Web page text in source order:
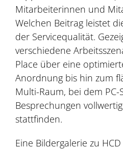
Mitarbeiterinnen und
Welchen Beitrag leistet
der Servicequalität.
verschiedene
Place über eine
Anordnung bis hin zum
Multi-Raum, bei dem
Besprechungen
stattfinden.
Eine Bildergalerie zu